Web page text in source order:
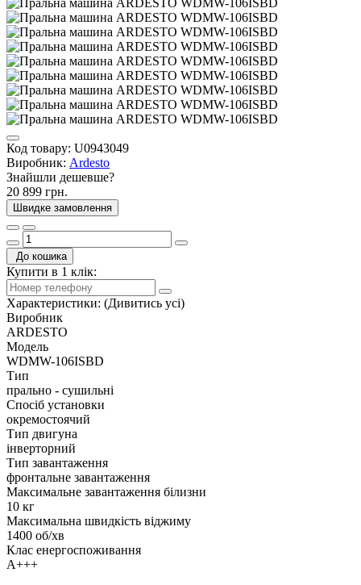
Код товару: U0943049
Виробник: Ardesto
Знайшли дешевше?
20 899 грн.
Швидке замовлення
До кошика
Купити в 1 клік:
Характеристики: (Дивитись усі)
Виробник
ARDESTO
Модель
WDMW-106ISBD
Тип
прально - сушильні
Спосіб установки
окремостоячий
Тип двигуна
інверторний
Тип завантаження
фронтальне завантаження
Максимальне завантаження білизни
10 кг
Максимальна швидкість віджиму
1400 об/хв
Клас енергоспоживання
А+++